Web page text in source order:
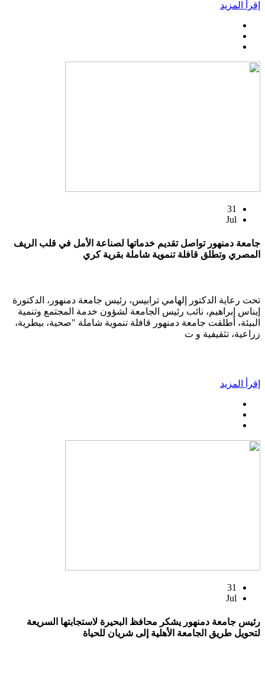
إقرأ المزيد
31
Jul
جامعة دمنهور تواصل تقديم خدماتها لصناعة الأمل في قلب الريف
المصري وتطلق قافلة تنموية شاملة بقرية كري
تحت رعاية الدكتور إلهامي ترابيس، رئيس جامعة دمنهور، الدكتورة
إيناس إبراهيم، نائب رئيس الجامعة لشؤون خدمة المجتمع وتنمية
البيئة، أطلقت جامعة دمنهور قافلة تنموية شاملة "صحية، بيطرية،
زراعية، تثقيفية و ت
إقرأ المزيد
31
Jul
رئيس جامعة دمنهور يشكر محافظ البحيرة لاستجابتها السريعة
لتحويل طريق الجامعة الأهلية إلى شريان للحياة